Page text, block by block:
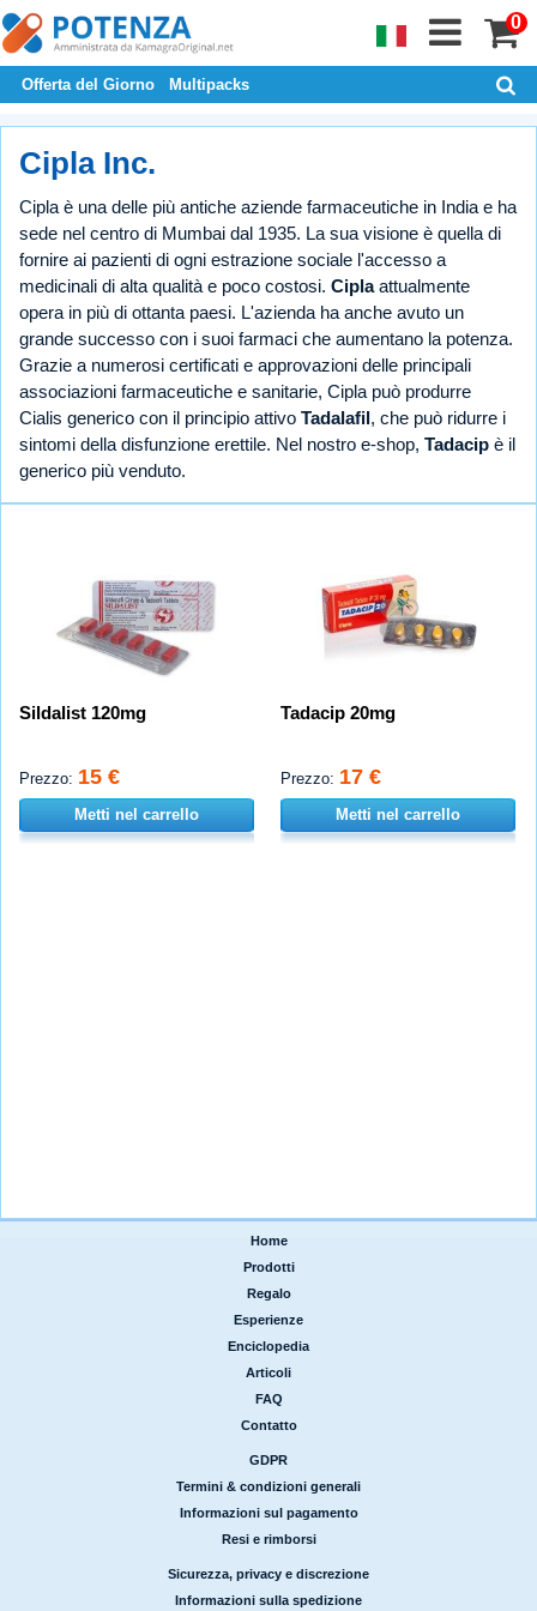
0
Offerta del Giorno Multipacks
Cipla Inc.
Cipla è una delle più antiche aziende farmaceutiche in India e ha
sede nel centro di Mumbai dal 1935. La sua visione è quella di
fornire ai pazienti di ogni estrazione sociale l'accesso a
medicinali di alta qualità e poco costosi. Ciplaattualmente
opera in più di ottanta paesi. L'azienda ha anche avuto un
grande successo con i suoi farmaci che aumentano la potenza.
Grazie a numerosi certificati e approvazioni delle principali
associazioni farmaceutiche e sanitarie, Cipla può produrre
Cialis generico con il principio attivo Tadalafil, che può ridurre i
sintomi della disfunzione erettile. Nel nostro e-shop, Tadacip è il
generico più venduto.
Sildalist 120mg
Prezzo: 15 €
Metti nel carrello
Tadacip 20mg
Prezzo: 17 €
Metti nel carrello
Home
Prodotti
Regalo
Esperienze
Enciclopedia
Articoli
FAQ
Contatto
GDPR
Termini & condizioni generali
Informazioni sul pagamento
Resi e rimborsi
Sicurezza, privacy e discrezione
Informazioni sulla spedizione